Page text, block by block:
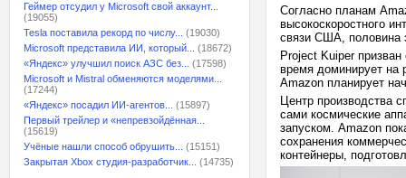
Геймер отсудил у Microsoft свой аккаунт...
(19055)
Tesla поставила рекорд по числу...
(19030)
Microsoft представила ИИ, который...
(18672)
«Яндекс» улучшил поиск АЗС без...
(17598)
Microsoft и Mistral обменяются моделями...
(17244)
«Яндекс» посадил ИИ-агентов...
(15897)
Первый трейлер и «непревзойдённая...
(15619)
Учёные нашли способ обрушить...
(15151)
Закрытая Xbox студия-разработчик...
(14735)
Согласно планам
высокоскоростного
связи США, половина
Project Kuiper
время доминирует на
Amazon планирует
Центр производства
сами космические
запуском. Amazon
сохранения
контейнеры,